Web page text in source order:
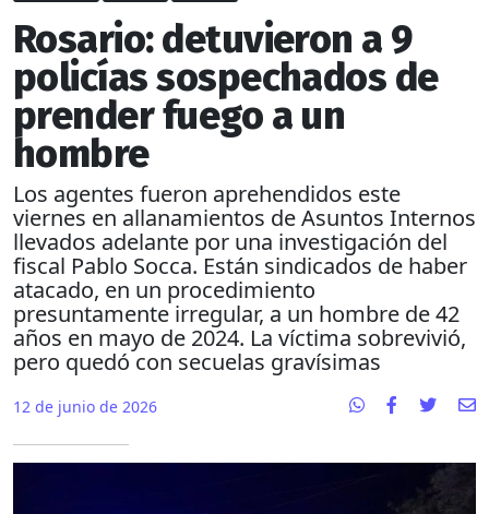
Rosario: detuvieron a 9
policías sospechados de
prender fuego a un
hombre
Los agentes fueron aprehendidos este
viernes en allanamientos de Asuntos Internos
llevados adelante por una investigación del
fiscal Pablo Socca. Están sindicados de haber
atacado, en un procedimiento
presuntamente irregular, a un hombre de 42
años en mayo de 2024. La víctima sobrevivió,
pero quedó con secuelas gravísimas
12 de junio de 2026